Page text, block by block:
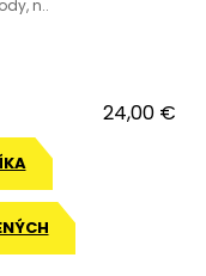
n..
24,00 €